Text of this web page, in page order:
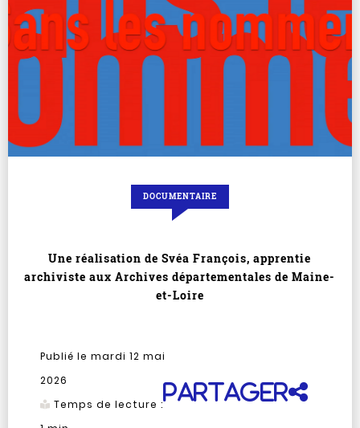
DOCUMENTAIRE
Une réalisation de Svéa François, apprentie
archiviste aux Archives départementales de Maine-
et-Loire
Publié le mardi 12 mai
2026
Temps de lecture :
Partager